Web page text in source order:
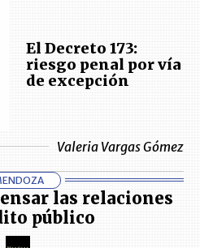
El Decreto 173:
riesgo penal por vía
de excepción
Valeria Vargas Gómez
las relaciones
público